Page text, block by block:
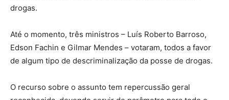
drogas.
Até o momento, três ministros – Luís Roberto Barroso,
Edson Fachin e Gilmar Mendes – votaram, todos a favor
de algum tipo de descriminalização da posse de drogas.
O recurso sobre o assunto tem repercussão geral